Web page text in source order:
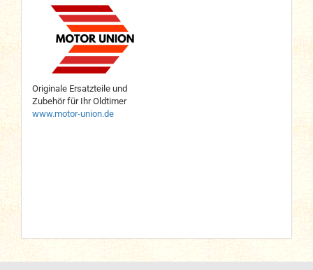
Originale Ersatzteile und
Zubehör für Ihr Oldtimer
www.motor-union.de